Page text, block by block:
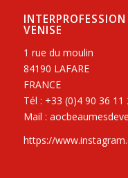
VENISE
1 rue du moulin
84190 LAFARE
FRANCE
Tél : +33 (0)4 90 36 11
Mail :
https://